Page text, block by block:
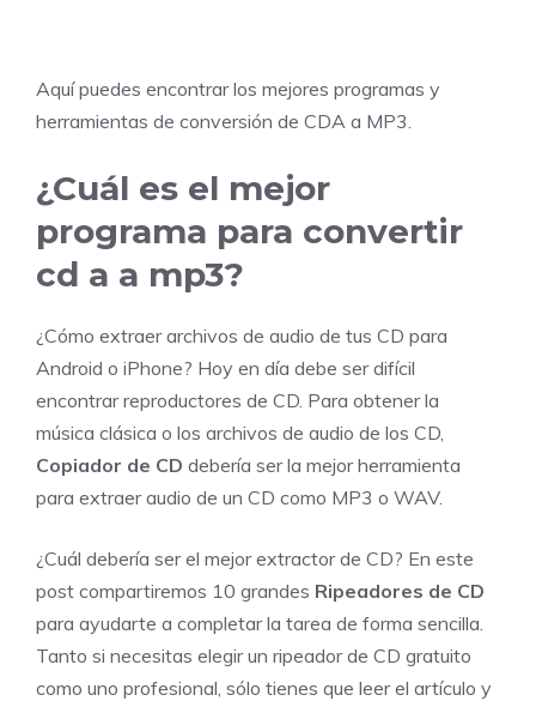
Aquí puedes encontrar los mejores programas y
herramientas de conversión de CDA a MP3.
¿Cuál es el mejor
programa para convertir
cd a a mp3?
¿Cómo extraer archivos de audio de tus CD para
Android o iPhone? Hoy en día debe ser difícil
encontrar reproductores de CD. Para obtener la
música clásica o los archivos de audio de los CD,
Copiador de CD debería ser la mejor herramienta
para extraer audio de un CD como MP3 o WAV.
¿Cuál debería ser el mejor extractor de CD? En este
post compartiremos 10 grandes Ripeadores de CD
para ayudarte a completar la tarea de forma sencilla.
Tanto si necesitas elegir un ripeador de CD gratuito
como uno profesional, sólo tienes que leer el artículo y